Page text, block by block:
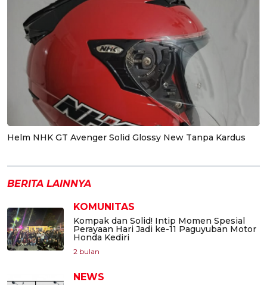
Helm NHK GT Avenger Solid Glossy New Tanpa Kardus
BERITA LAINNYA
KOMUNITAS
Kompak dan Solid! Intip Momen Spesial
Perayaan Hari Jadi ke-11 Paguyuban Motor
Honda Kediri
2 bulan
NEWS